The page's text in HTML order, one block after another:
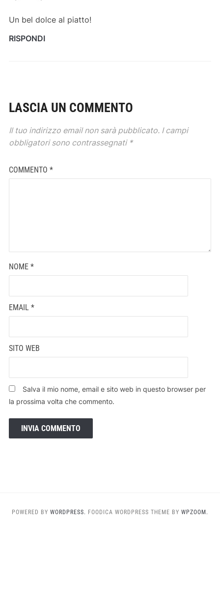
Un bel dolce al piatto!
RISPONDI
LASCIA UN COMMENTO
Il tuo indirizzo email non sarà pubblicato. I campi
obbligatori sono contrassegnati *
COMMENTO *
NOME *
EMAIL *
SITO WEB
Salva il mio nome, email e sito web in questo browser per
la prossima volta che commento.
POWERED BY WORDPRESS. FOODICA WORDPRESS THEME BY WPZOOM.